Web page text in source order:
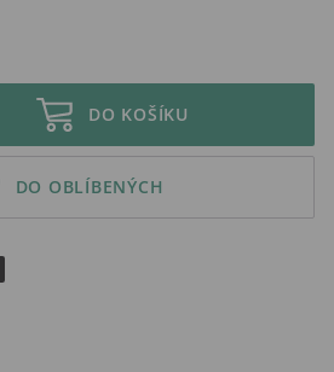
DO KOŠÍKU
DO OBLÍBENÝCH